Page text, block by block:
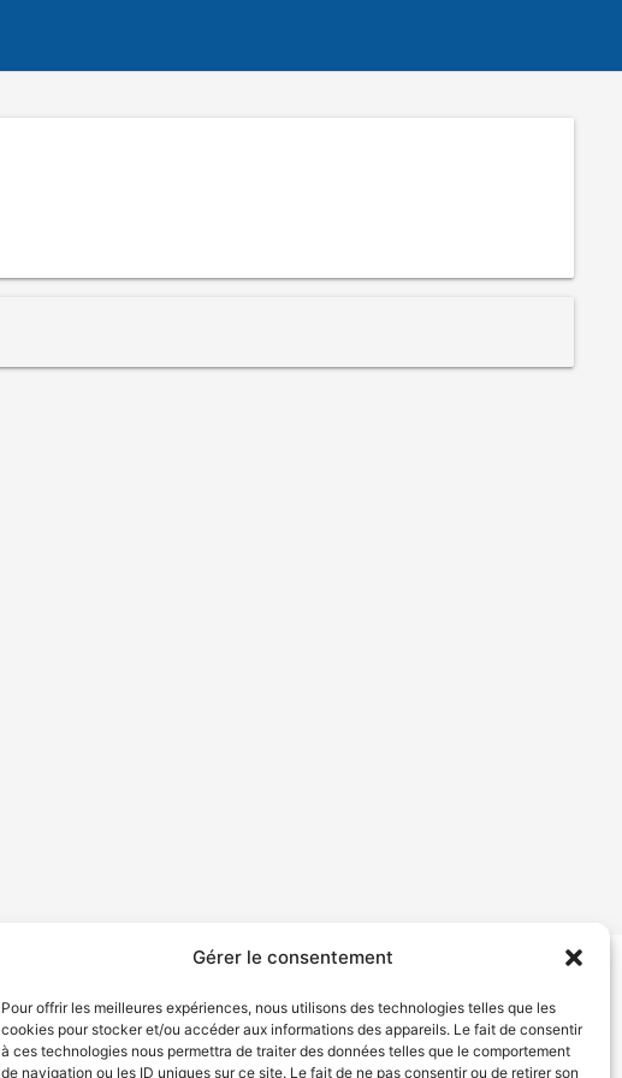
Gérer le consentement
Pour offrir les meilleures expériences, nous utilisons des technologies telles que les
cookies pour stocker et/ou accéder aux informations des appareils. Le fait de consentir
à ces technologies nous permettra de traiter des données telles que le comportement
de navigation ou les ID uniques sur ce site. Le fait de ne pas consentir ou de retirer son
Déclaration de services Politique de confidentialité